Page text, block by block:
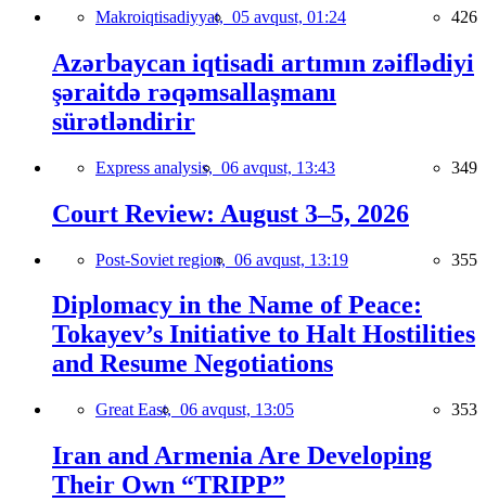
Makroiqtisadiyyat, 05 avqust, 01:24 426
Azərbaycan iqtisadi artımın zəiflədiyi
şəraitdə rəqəmsallaşmanı
sürətləndirir
Express analysis, 06 avqust, 13:43 349
Court Review: August 3–5, 2026
Post-Soviet region, 06 avqust, 13:19 355
Diplomacy in the Name of Peace:
Tokayev’s Initiative to Halt Hostilities
and Resume Negotiations
Great East, 06 avqust, 13:05 353
Iran and Armenia Are Developing
Their Own “TRIPP”